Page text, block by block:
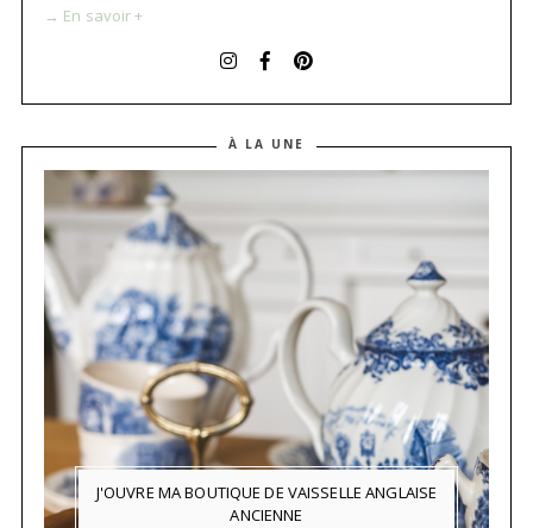
→ En savoir +
À LA UNE
J'OUVRE MA BOUTIQUE DE VAISSELLE ANGLAISE
ANCIENNE